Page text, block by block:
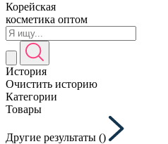
Корейская
косметика оптом
История
Очистить историю
Категории
Товары
Другие результаты ()